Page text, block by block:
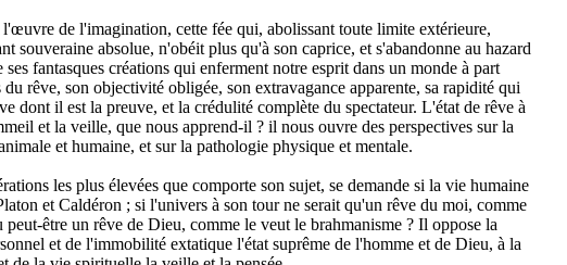
de l'imagination, cette fée qui, abolissant toute limite extérieure,
souveraine absolue, n'obéit plus qu'à son caprice, et s'abandonne au hazard
fantasques créations qui enferment notre esprit dans un monde à part
rêve, son objectivité obligée, son extravagance apparente, sa rapidité qui
dont il est la preuve, et la crédulité complète du spectateur. L'état de rêve à
et la veille, que nous apprend-il ? il nous ouvre des perspectives sur la
et humaine, et sur la pathologie physique et mentale.
les plus élevées que comporte son sujet, se demande si la vie humaine
et Caldéron ; si l'univers à son tour ne serait qu'un rêve du moi, comme
être un rêve de Dieu, comme le veut le brahmanisme ? Il oppose la
et de l'immobilité extatique l'état suprême de l'homme et de Dieu, à la